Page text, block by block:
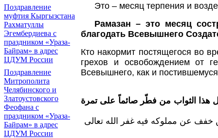
Поздравление
муфтия Кыргызстана
Рахматуллы
Эгембердиева с
праздником «Ураза-
Байрам» в адрес
ЦДУМ России
Поздравление
Митрополита
Челябинского и
Златоустовского
Феофана с
праздником «Ураза-
Байрам» в адрес
ЦДУМ России
Это – месяц терпения и
Рамазан – это месяц
благодать Всевышнего
Кто накормит постящегося во
грехов и освобождением от
Всевышнего, как и
هذا الثواب من فطّر صائماً على تمرة
عن مملوكه فيه غفر الله تعالى